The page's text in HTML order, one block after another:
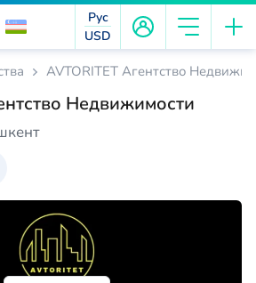
Рус
USD
AVTORITET Агентство
Недвижимости